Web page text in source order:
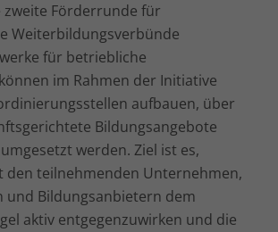
zweite Förderrunde für
Weiterbildungsverbünde
für betriebliche
im Rahmen der Initiative
aufbauen, über
Bildungsangebote
werden. Ziel ist es,
den teilnehmenden Unternehmen,
und Bildungsanbietern dem
aktiv entgegenzuwirken und die